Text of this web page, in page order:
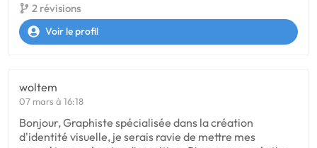
2 révisions
Voir le profil
woltem
07 mars à 16:18
Bonjour, Graphiste spécialisée dans la création
d'identité visuelle, je serais ravie de mettre mes